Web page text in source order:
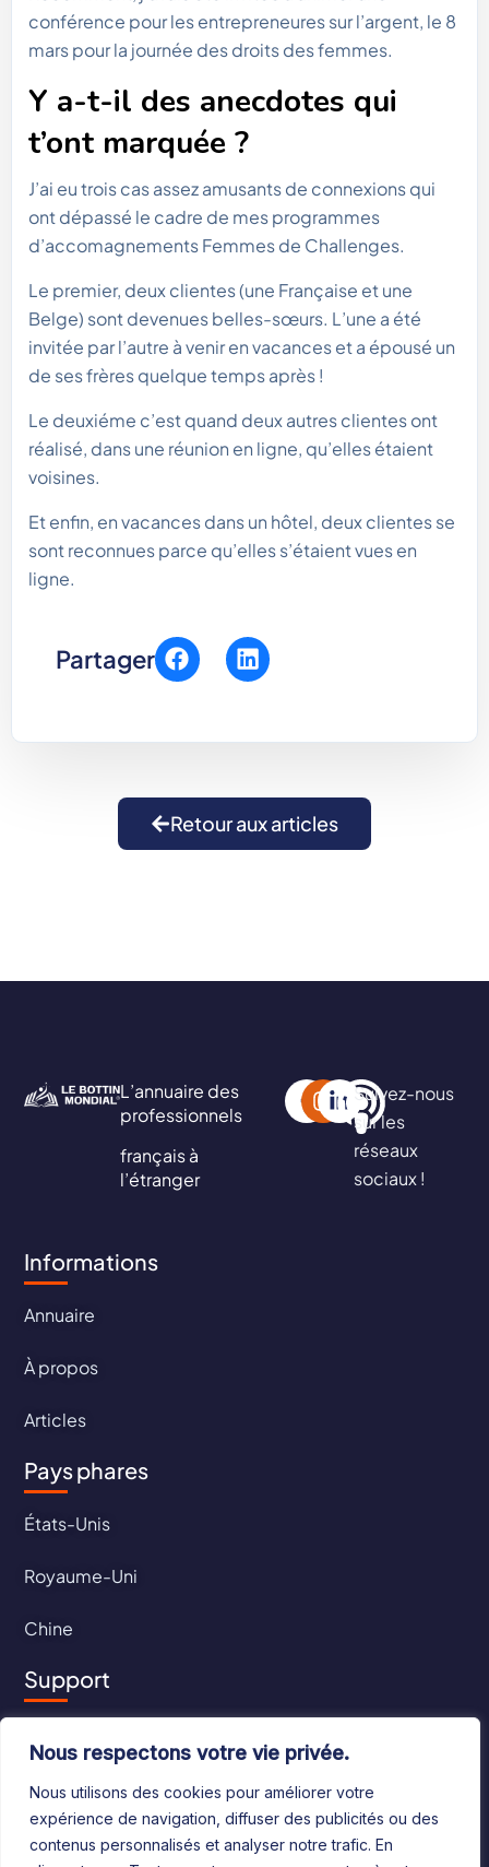
Nous respectons votre vie privée.
Nous utilisons des cookies pour améliorer votre
expérience de navigation, diffuser des publicités ou des
contenus personnalisés et analyser notre trafic. En
conférence pour les entrepreneures sur l’argent, le 8
mars pour la journée des droits des femmes.
Y a-t-il des anecdotes qui
t’ont marquée ?
J’ai eu trois cas assez amusants de connexions qui
ont dépassé le cadre de mes programmes
d’accomagnements Femmes de Challenges.
Le premier, deux clientes (une Française et une
Belge) sont devenues belles-sœurs. L’une a été
invitée par l’autre à venir en vacances et a épousé un
de ses frères quelque temps après !
Le deuxiéme c’est quand deux autres clientes ont
réalisé, dans une réunion en ligne, qu’elles étaient
voisines.
Et enfin, en vacances dans un hôtel, deux clientes se
sont reconnues parce qu’elles s’étaient vues en
ligne.
Partager
Retour aux articles
L’annuaire des
professionnels
français à
l’étranger
Suivez-nous
sur les
réseaux
sociaux !
Informations
Annuaire
À propos
Articles
Pays phares
États-Unis
Royaume-Uni
Chine
Support
CGU
CGV